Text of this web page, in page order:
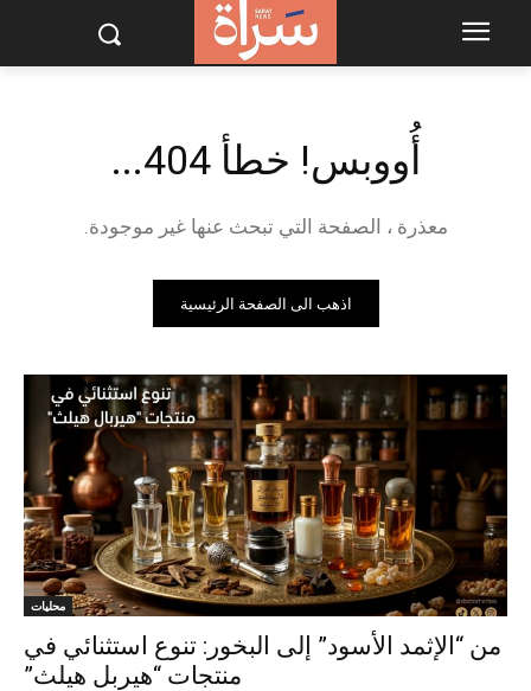
أُووبس! خطأ 404...
معذرة ، الصفحة التي تبحث عنها غير موجودة.
اذهب الى الصفحة الرئيسية
محليات
من “الإثمد الأسود” إلى البخور: تنوع استثنائي في
منتجات “هيربل هيلث”